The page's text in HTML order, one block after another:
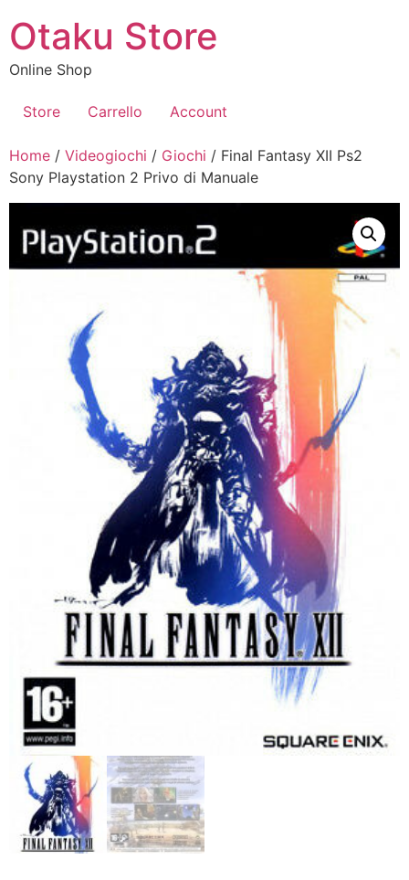
contenuto
Otaku Store
Online Shop
Store Carrello Account
Home / Videogiochi / Giochi / Final Fantasy XII Ps2
Sony Playstation 2 Privo di Manuale